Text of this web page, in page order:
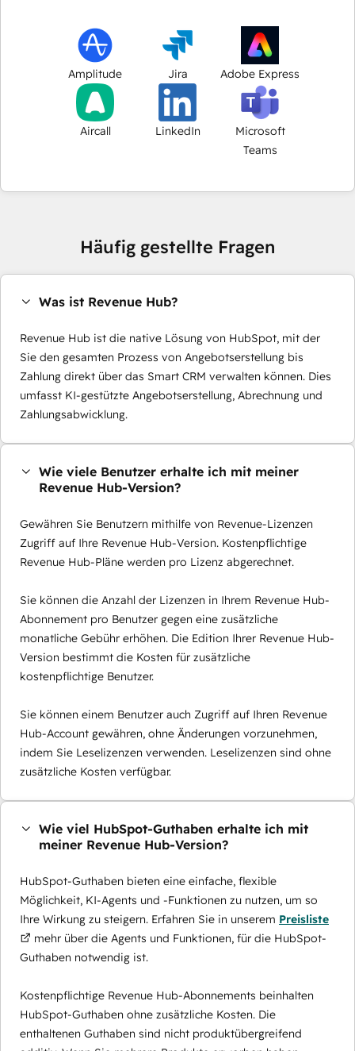
Amplitude Jira Adobe Express
Aircall LinkedIn
Microsoft
Teams
Häufig gestellte Fragen
Was ist Revenue Hub?
Revenue Hub ist die native Lösung von HubSpot, mit der
Sie den gesamten Prozess von Angebotserstellung bis
Zahlung direkt über das Smart CRM verwalten können. Dies
umfasst KI-gestützte Angebotserstellung, Abrechnung und
Zahlungsabwicklung.
Wie viele Benutzer erhalte ich mit meiner
Revenue Hub-Version?
Gewähren Sie Benutzern mithilfe von Revenue-Lizenzen
Zugriff auf Ihre Revenue Hub-Version. Kostenpflichtige
Revenue Hub-Pläne werden pro Lizenz abgerechnet.
Sie können die Anzahl der Lizenzen in Ihrem Revenue Hub-
Abonnement pro Benutzer gegen eine zusätzliche
monatliche Gebühr erhöhen. Die Edition Ihrer Revenue Hub-
Version bestimmt die Kosten für zusätzliche
kostenpflichtige Benutzer.
Sie können einem Benutzer auch Zugriff auf Ihren Revenue
Hub-Account gewähren, ohne Änderungen vorzunehmen,
indem Sie Leselizenzen verwenden. Leselizenzen sind ohne
zusätzliche Kosten verfügbar.
Wie viel HubSpot-Guthaben erhalte ich mit
meiner Revenue Hub-Version?
HubSpot-Guthaben bieten eine einfache, flexible
Möglichkeit, KI-Agents und -Funktionen zu nutzen, um so
Ihre Wirkung zu steigern. Erfahren Sie in unserem Preisliste
mehr über die Agents und Funktionen, für die HubSpot-
Guthaben notwendig ist.
Kostenpflichtige Revenue Hub-Abonnements beinhalten
HubSpot-Guthaben ohne zusätzliche Kosten. Die
enthaltenen Guthaben sind nicht produktübergreifend